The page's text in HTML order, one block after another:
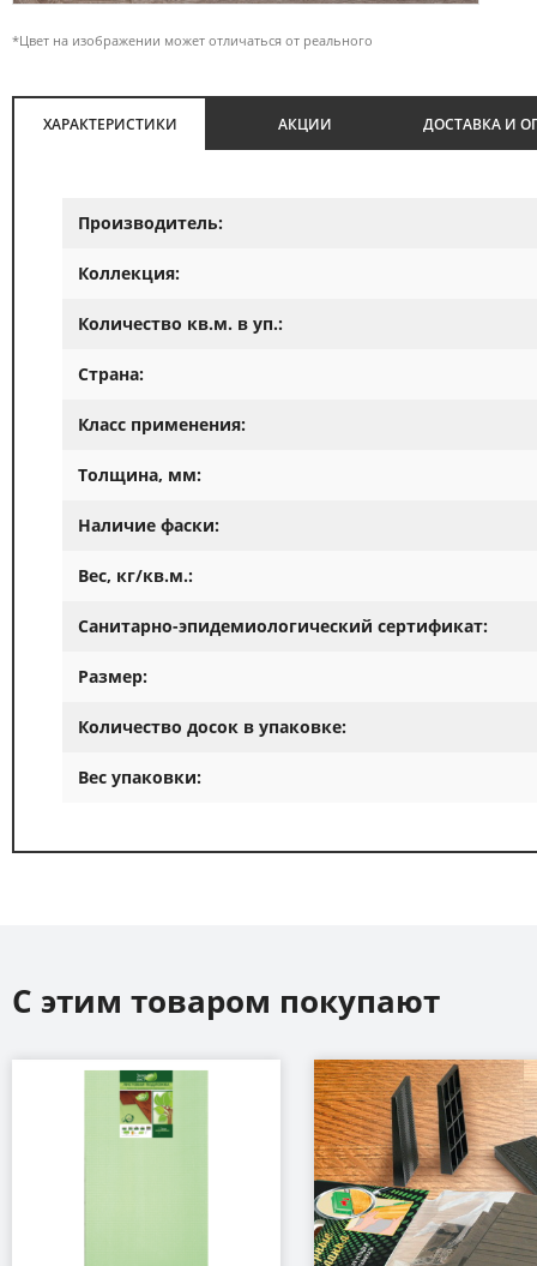
*Цвет на изображении может отличаться от реального
ХАРАКТЕРИСТИКИ АКЦИИ ДОСТАВКА И
Производитель:
Коллекция:
Количество кв.м. в уп.:
Страна:
Класс применения:
Толщина, мм:
Наличие фаски:
Вес, кг/кв.м.:
Санитарно-эпидемиологический сертификат:
Размер:
Количество досок в упаковке:
Вес упаковки:
С этим товаром покупают